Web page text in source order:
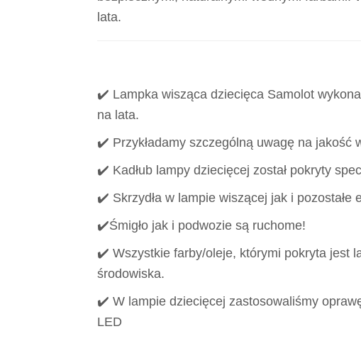
lata.
✔️ Lampka wisząca dziecięca Samolot
na lata.
✔️ Przykładamy szczególną uwagę na jakość
✔️ Kadłub lampy dziecięcej został pokryty
✔️ Skrzydła w lampie wiszącej jak i pozostałe
✔️Śmigło jak i podwozie są ruchome!
✔️ Wszystkie farby/oleje, którymi pokryta jest
środowiska.
✔️ W lampie dziecięcej zastosowaliśmy
LED